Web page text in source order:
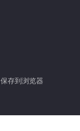
保存到浏览器